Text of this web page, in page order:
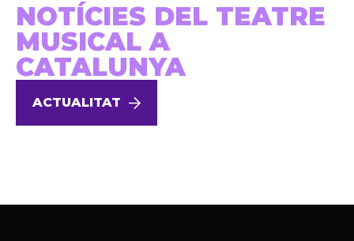
NOTÍCIES DEL TEATRE
MUSICAL A
CATALUNYA
ACTUALITAT